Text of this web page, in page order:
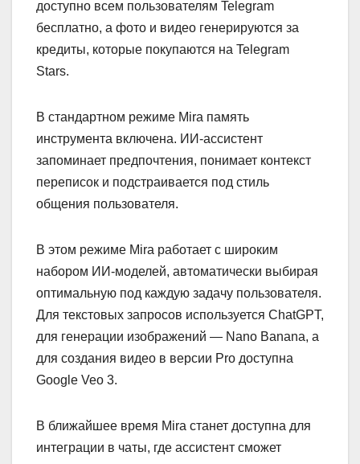
доступно всем пользователям Telegram
бесплатно, а фото и видео генерируются за
кредиты, которые покупаются на Telegram
Stars.
В стандартном режиме Mira память
инструмента включена. ИИ-ассистент
запоминает предпочтения, понимает контекст
переписок и подстраивается под стиль
общения пользователя.
В этом режиме Mira работает с широким
набором ИИ-моделей, автоматически выбирая
оптимальную под каждую задачу пользователя.
Для текстовых запросов используется ChatGPT,
для генерации изображений — Nano Banana, а
для создания видео в версии Pro доступна
Google Veo 3.
В ближайшее время Mira станет доступна для
интеграции в чаты, где ассистент сможет